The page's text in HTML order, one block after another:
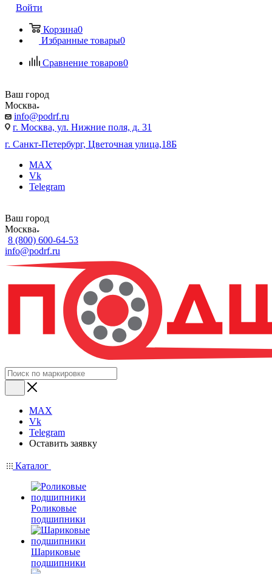
Войти
Корзина0
Избранные товары0
Сравнение товаров0
Ваш город
Москва
info@podrf.ru
г. Москва, ул. Нижние поля, д. 31
г. Санкт-Петербург, Цветочная улица,18Б
MAX
Vk
Telegram
Ваш город
Москва
8 (800) 600-64-53
info@podrf.ru
MAX
Vk
Telegram
Оставить заявку
Каталог
Роликовые
подшипники
Шариковые
подшипники